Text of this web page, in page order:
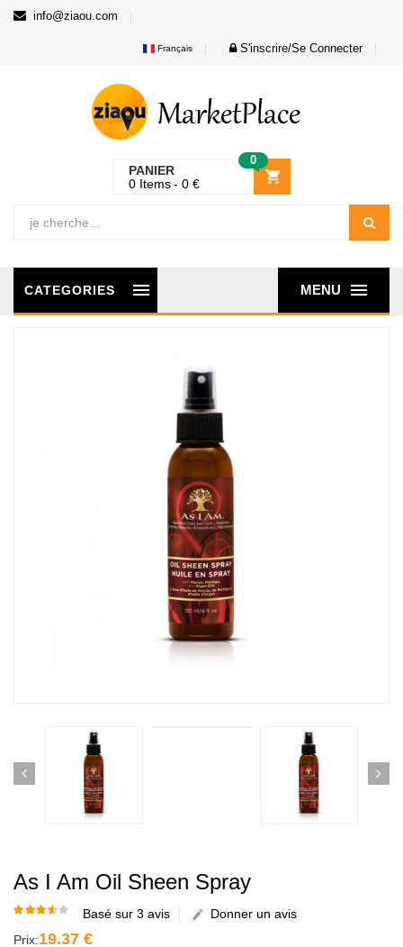
info@ziaou.com
Français S'inscrire/Se Connecter
PANIER
0
0 Items 0 €
MENU
CATEGORIES
As I Am Oil Sheen Spray
Basé sur 3 avis
Donner un avis
Prix:19.37 €